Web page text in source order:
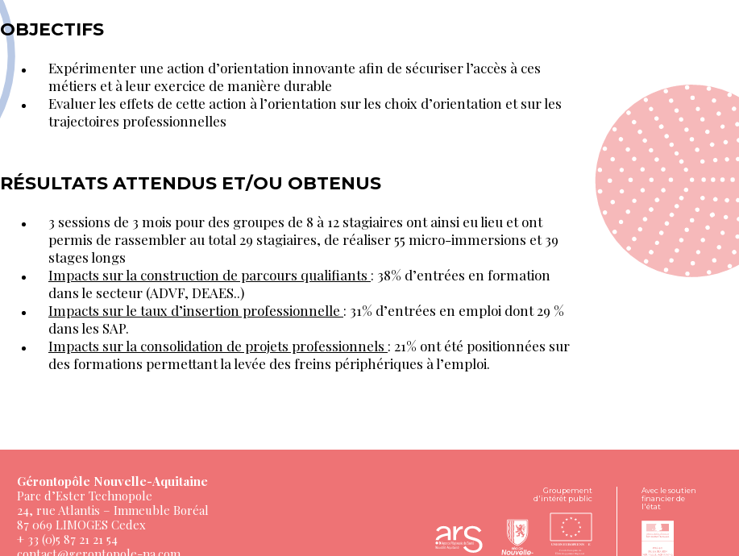
OBJECTIFS
Expérimenter une action d’orientation innovante afin de sécuriser l’accès à ces
métiers et à leur exercice de manière durable
Evaluer les effets de cette action à l’orientation sur les choix d’orientation et sur les
trajectoires professionnelles
RÉSULTATS ATTENDUS ET/OU OBTENUS
3 sessions de 3 mois pour des groupes de 8 à 12 stagiaires ont ainsi eu lieu et ont
permis de rassembler au total 29 stagiaires, de réaliser 55 micro-immersions et 39
stages longs
Impacts sur la construction de parcours qualifiants : 38% d’entrées en formation
dans le secteur (ADVF, DEAES..)
Impacts sur le taux d’insertion professionnelle : 31% d’entrées en emploi dont 29 %
dans les SAP.
Impacts sur la consolidation de projets professionnels : 21% ont été positionnées sur
des formations permettant la levée des freins périphériques à l’emploi.
Gérontopôle Nouvelle-Aquitaine
Parc d’Ester Technopole
24, rue Atlantis – Immeuble Boréal
87 069 LIMOGES Cedex
+ 33 (0)5 87 21 21 54
Groupement
d'intérêt public
UNION EUROPEENN E
Fonds Européen de
développement Régional
Avec le soutien
financier de
l'état